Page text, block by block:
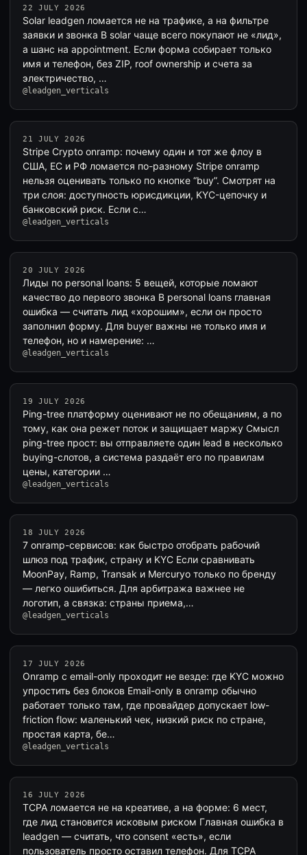
22 JULY 2026
Solar leadgen ломается не на трафике, а на фильтре
заявки и звонка В solar чаще всего покупают не «лид»,
а шанс на appointment. Если форма собирает только
имя и телефон, без ZIP, roof ownership и счета за
электричество, …
@leadgen_verticals
21 JULY 2026
Stripe Crypto onramp: почему один и тот же флоу в
США, ЕС и РФ ломается по-разному Stripe onramp
нельзя оценивать только по кнопке “buy”. Смотрят на
три слоя: доступность юрисдикции, KYC-цепочку и
банковский риск. Если с…
@leadgen_verticals
20 JULY 2026
Лиды по personal loans: 5 вещей, которые ломают
качество до первого звонка В personal loans главная
ошибка — считать лид «хорошим», если он просто
заполнил форму. Для buyer важны не только имя и
телефон, но и намерение: …
@leadgen_verticals
19 JULY 2026
Ping-tree платформу оценивают не по обещаниям, а по
тому, как она режет поток и защищает маржу Смысл
ping-tree прост: вы отправляете один lead в несколько
buying-слотов, а система раздаёт его по правилам
цены, категории …
@leadgen_verticals
18 JULY 2026
7 onramp-сервисов: как быстро отобрать рабочий
шлюз под трафик, страну и KYC Если сравнивать
MoonPay, Ramp, Transak и Mercuryo только по бренду
— легко ошибиться. Для арбитража важнее не
логотип, а связка: страны приема,…
@leadgen_verticals
17 JULY 2026
Onramp с email-only проходит не везде: где KYC можно
упростить без блоков Email-only в onramp обычно
работает только там, где провайдер допускает low-
friction flow: маленький чек, низкий риск по стране,
простая карта, бе…
@leadgen_verticals
16 JULY 2026
TCPA ломается не на креативе, а на форме: 6 мест,
где лид становится исковым риском Главная ошибка в
leadgen — считать, что consent «есть», если
пользователь просто оставил телефон. Для TCPA